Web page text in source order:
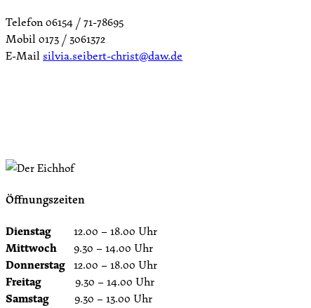
Telefon 06154 / 71-78695
Mobil 0173 / 3061372
E-Mailsilvia.seibert-christ@daw.de
Öffnungszeiten
Dienstag 12.00 – 18.00 Uhr
Mittwoch 9.30 – 14.00 Uhr
Donnerstag 12.00 – 18.00 Uhr
Freitag 9.30 – 14.00 Uhr
Samstag 9.30 – 13.00 Uhr